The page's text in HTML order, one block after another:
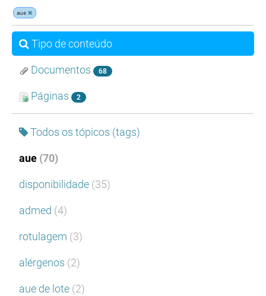
aue
Tipo de conteúdo
Documentos 68
Páginas 2
Todos os tópicos (tags)
aue (70)
disponibilidade (35)
admed (4)
rotulagem (3)
alérgenos (2)
aue de lote (2)